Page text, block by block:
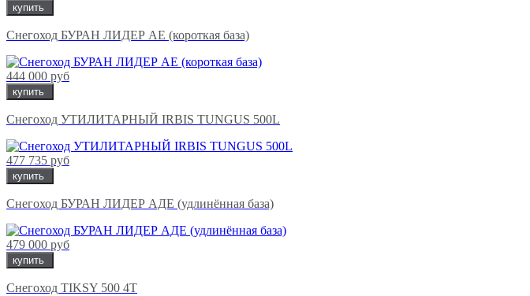
купить
Снегоход БУРАН ЛИДЕР АЕ (короткая база)
444 000 руб
купить
Снегоход УТИЛИТАРНЫЙ IRBIS TUNGUS 500L
477 735 руб
купить
Снегоход БУРАН ЛИДЕР АДЕ (удлинённая база)
479 000 руб
купить
Снегоход TIKSY 500 4Т